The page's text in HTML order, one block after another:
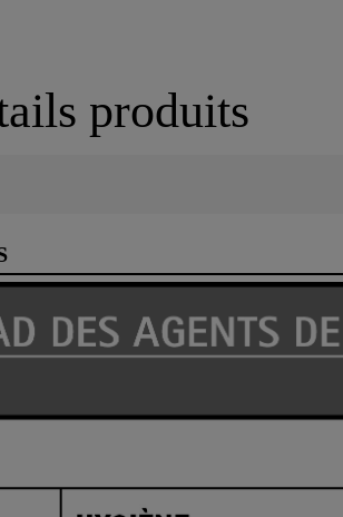
produits